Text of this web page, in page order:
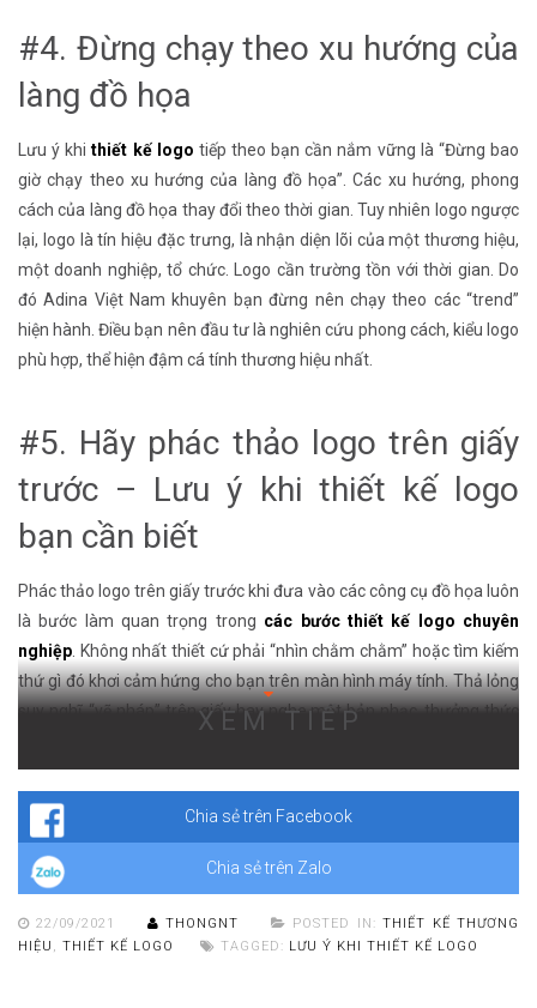
#4. Đừng chạy theo xu hướng của
làng đồ họa
Lưu ý khi thiết kế logo tiếp theo bạn cần nắm vững là “Đừng bao
giờ chạy theo xu hướng của làng đồ họa”. Các xu hướng, phong
cách của làng đồ họa thay đổi theo thời gian. Tuy nhiên logo ngược
lại, logo là tín hiệu đặc trưng, là nhận diện lõi của một thương hiệu,
một doanh nghiệp, tổ chức. Logo cần trường tồn với thời gian. Do
đó Adina Việt Nam khuyên bạn đừng nên chạy theo các “trend”
hiện hành. Điều bạn nên đầu tư là nghiên cứu phong cách, kiểu logo
phù hợp, thể hiện đậm cá tính thương hiệu nhất.
#5. Hãy phác thảo logo trên giấy
trước – Lưu ý khi thiết kế logo
bạn cần biết
Phác thảo logo trên giấy trước khi đưa vào các công cụ đồ họa luôn
là bước làm quan trọng trong các bước thiết kế logo chuyên
nghiệp . Không nhất thiết cứ phải “nhìn chằm chằm” hoặc tìm kiếm
thứ gì đó khơi cảm hứng cho bạn trên màn hình máy tính. Thả lỏng
suy nghĩ, “vẽ nháp” trên giấy hay nghe một bản nhạc, thưởng thức
độc đáo. Khi thiết kế đã phác họa trên giấy, việc đặt chúng vào công
cụ đồ họa chưa muộn. Hãy thử xem hiệu quả đến đâu bạn nhé!
XEM TIẾP
Chia sẻ trên Facebook
Chia sẻ trên Zalo
22/09/2021 THONGNT POSTED IN:THIẾT KẾ THƯƠNG
HIỆU
THIẾT KẾ LOGO TAGGED: LƯU Ý KHI THIẾT KẾ LOGO